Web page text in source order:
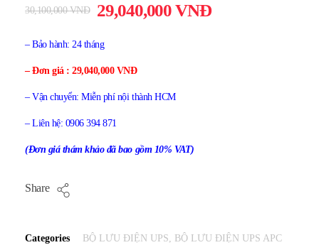
29,040,000VNĐ
30,100,000VNĐ
– Bảo hành: 24 tháng
– Đơn giá : 29,040,000 VNĐ
– Vận chuyển: Miễn phí nội thành HCM
– Liên hệ: 0906 394 871
(Đơn giá thám khảo đã bao gồm 10% VAT)
Share
Categories BỘ LƯU ĐIỆN UPS, BỘ LƯU ĐIỆN UPS APC